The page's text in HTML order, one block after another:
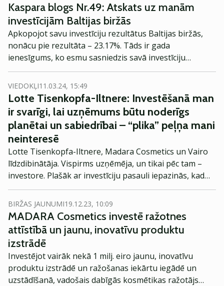
Kaspara blogs Nr.49: Atskats uz manām
investīcijām Baltijas biržās
Apkopojot savu investīciju rezultātus Baltijas biržās,
nonācu pie rezultāta – 23.17%. Tāds ir gada
ienesīgums, ko esmu sasniedzis savā investīciju
pieredzē tieši Baltijas biržās. Šajā rakstā apkopoju
zīmīgākos veiktos darījumus, darījumus ar lielāko
peļņu, neveiksmīgākos darījumus, kā arī dažādas
atziņas, ko esmu guvis šajā procesā.
VIEDOKĻI11.03.24, 15:49
Lotte Tisenkopfa-Iltnere: Investēšanā man
ir svarīgi, lai uzņēmums būtu noderīgs
planētai un sabiedrībai – “plika” peļņa mani
neinteresē
Lotte Tisenkopfa-Iltnere, Madara Cosmetics un Vairo
līdzdibinātāja. Vispirms uzņēmēja, un tikai pēc tam –
investore. Plašāk ar investīciju pasauli iepazinās, kad
Madara Cosmetics gatavojās IPO, un kopš tā laika kopā
ar vīru veic ieguldījumus.
BIRŽAS JAUNUMI19.12.23, 10:09
MADARA Cosmetics investē ražotnes
attīstībā un jaunu, inovatīvu produktu
izstrādē
Investējot vairāk nekā 1 milj. eiro jaunu, inovatīvu
produktu izstrādē un ražošanas iekārtu iegādē un
uzstādīšanā, vadošais dabīgās kosmētikas ražotājs